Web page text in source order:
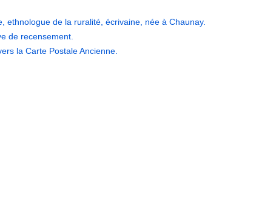
ethnologue de la ruralité, écrivaine, née à Chaunay.
de recensement.
la Carte Postale Ancienne.